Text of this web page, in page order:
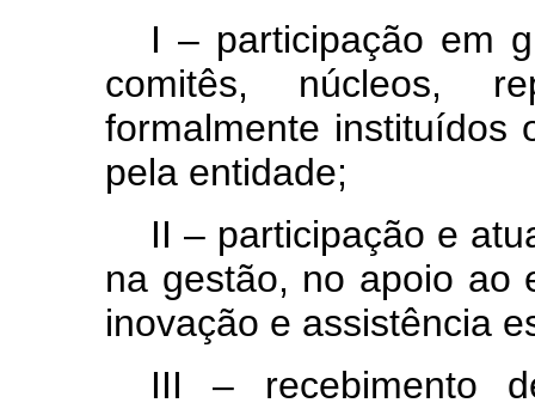
I – participação em
comitês, núcleos,
formalmente instituídos
pela entidade;
II – participação e
na gestão, no apoio ao
inovação e assistência
III – recebimento